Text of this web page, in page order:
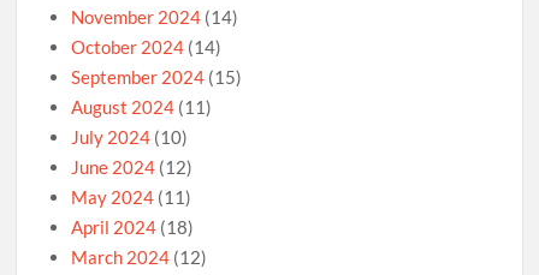
November 2024 (14)
October 2024 (14)
September 2024 (15)
August 2024 (11)
July 2024 (10)
June 2024 (12)
May 2024 (11)
April 2024 (18)
March 2024 (12)